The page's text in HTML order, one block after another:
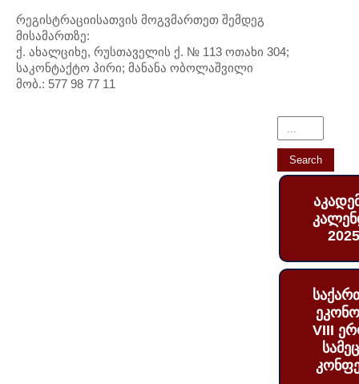
რეგისტრაციისათვის მოგვმართეთ შემდეგ
მისამართზე:
ქ. ახალციხე, რუსთაველის ქ. № 113 ოთახი 304;
საკონტაქტო პირი; მანანა ობოლაშვილი
მობ.: 577 98 77 11
VIII